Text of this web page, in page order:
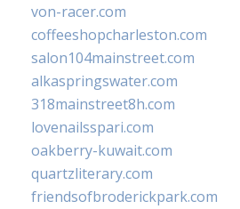
von-racer.com
coffeeshopcharleston.com
salon104mainstreet.com
alkaspringswater.com
318mainstreet8h.com
lovenailsspari.com
oakberry-kuwait.com
quartzliterary.com
friendsofbroderickpark.com